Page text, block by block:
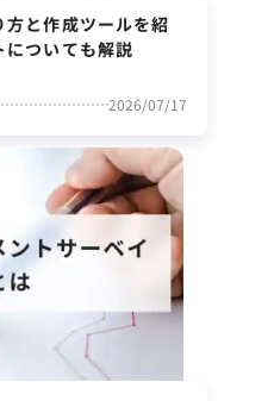
方と作成ツールを紹
ついても解説
2026/07/17